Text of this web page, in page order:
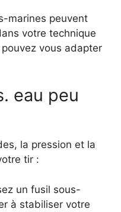
marines peuvent
votre technique
vous adapter
eau peu
la pression et la
tir :
un fusil sous-
à stabiliser votre